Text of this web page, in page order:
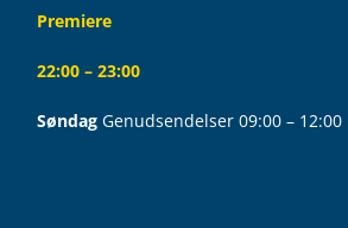
Premiere
22:00 – 23:00
Søndag Genudsendelser 09:00 – 12:00